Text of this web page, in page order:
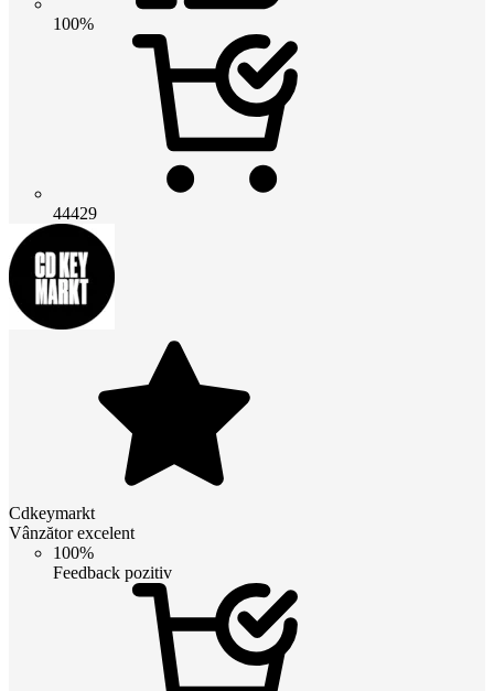
100%
44429
Cdkeymarkt
Vânzător excelent
100%
Feedback pozitiv